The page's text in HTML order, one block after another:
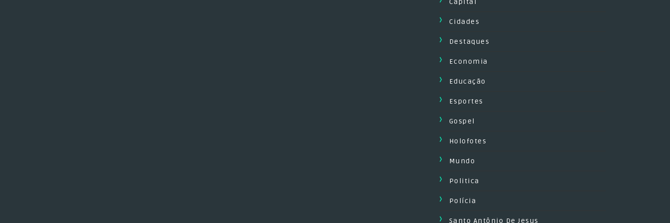
Capital
Cidades
Destaques
Economia
Educação
Esportes
Gospel
Holofotes
Mundo
Politica
Polícia
Santo Antônio De Jesus